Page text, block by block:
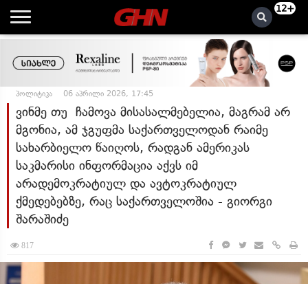
12+
პოლიტიკა 06 აპრილი 2026, 17:45
ვინმე თუ ჩამოვა მისასალმებელია, მაგრამ არ
მგონია, ამ ჯგუფმა საქართველოდან რაიმე
სახარბიელო წაიღოს, რადგან ამერიკას
საკმარისი ინფორმაცია აქვს იმ
არადემოკრატიულ და ავტოკრატიულ
ქმედებებზე, რაც საქართველოშია - გიორგი
შარაშიძე
817